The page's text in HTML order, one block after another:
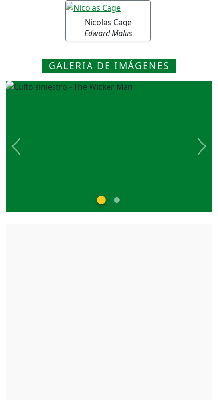
Nicolas Cage
Edward Malus
GALERIA DE IMÁGENES
Previous Next